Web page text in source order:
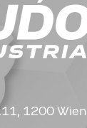
1200 Wien